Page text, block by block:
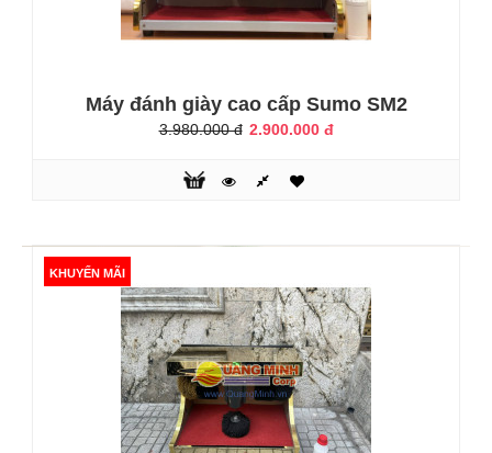
Máy đánh giày Apus AP8
7.800.000 đ 5.550.000 đ
gia đình, chúng ta có lẽ không còn xa lạ với sự xuất hiện
khá lớn. Với những ưu điểm như: Tiết kiệm thời gian, tiết
kiệm công sức, tiết kiệm chi phí, đảm bảo vệ sinh mọi lúc
KHUYẾN MÃI
Máy đánh giày cao cấp Sumo SM2
3.980.000 đ 2.900.000 đ
KHUYẾN MÃI